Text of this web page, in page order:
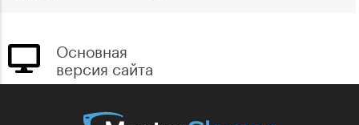
Основная
версия сайта